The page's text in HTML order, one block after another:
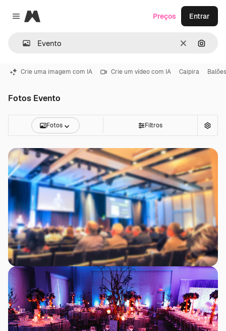
Close menu
Magnific
Limpar
Preços Entrar
Crie uma imagem com IA Crie um vídeo com IA Caipira Balões
Fotos Evento
Fotos Filtros